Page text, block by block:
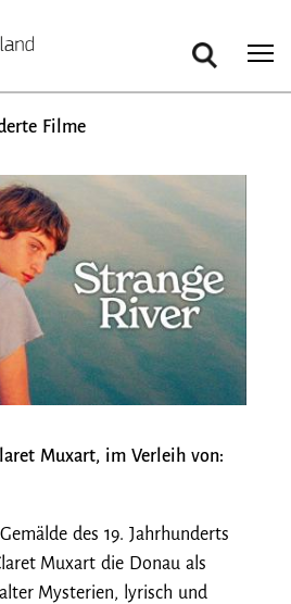
Filme
Muxart, im Verleih von:
des 19. Jahrhunderts
Muxart die Donau als
Mysterien, lyrisch und